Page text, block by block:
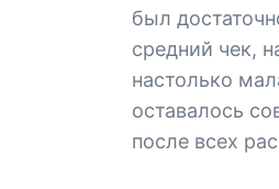
был
средний чек,
настолько
оставалось
после всех